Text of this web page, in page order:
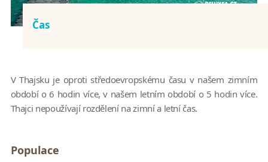
Čas
V Thajsku je oproti středoevropskému času v našem zimním
období o 6 hodin více, v našem letním období o 5 hodin více.
Thajci nepoužívají rozdělení na zimní a letní čas.
Populace